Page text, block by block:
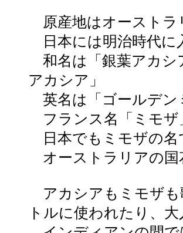
原産地はオーストラ
日本には明治時代に
和名は「銀葉アカシ
アカシア」
英名は「ゴールデン
フランス名「ミモザ
日本でもミモザの名
オーストラリアの国
アカシアもミモザも
トルに使われたり、